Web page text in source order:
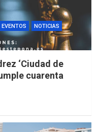
EVENTOS
NOTICIAS
‘Ciudad de
cuarenta